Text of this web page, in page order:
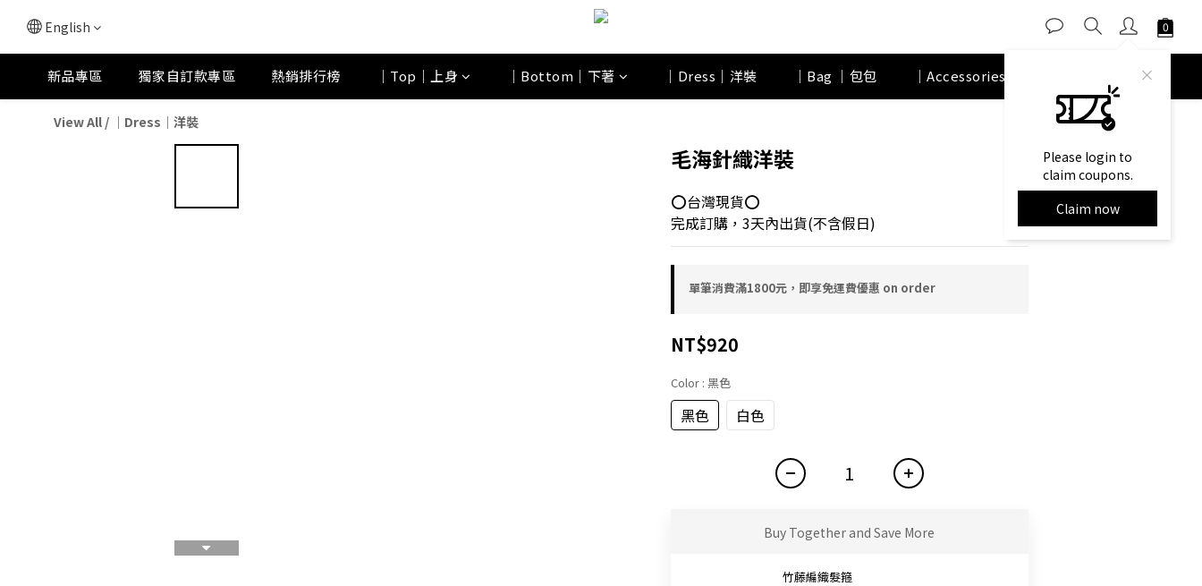
English
Please login to
claim coupons.
Claim now
新品專區 獨家自訂款專區 熱銷排行榜 ｜Top｜上身 ｜Bottom｜下著 ｜Dress｜洋裝 ｜Bag ｜包包 ｜Accessories｜ 配件 品牌故事
View All / ｜Dress｜洋裝
毛海針織洋裝
⭕台灣現貨⭕
完成訂購，3天內出貨(不含假日)
單筆消費滿1800元，即享免運費優惠 on order
NT$920
Color : 黑色
黑色 白色
Buy Together and Save More
竹藤編織髮箍
BUY NOW